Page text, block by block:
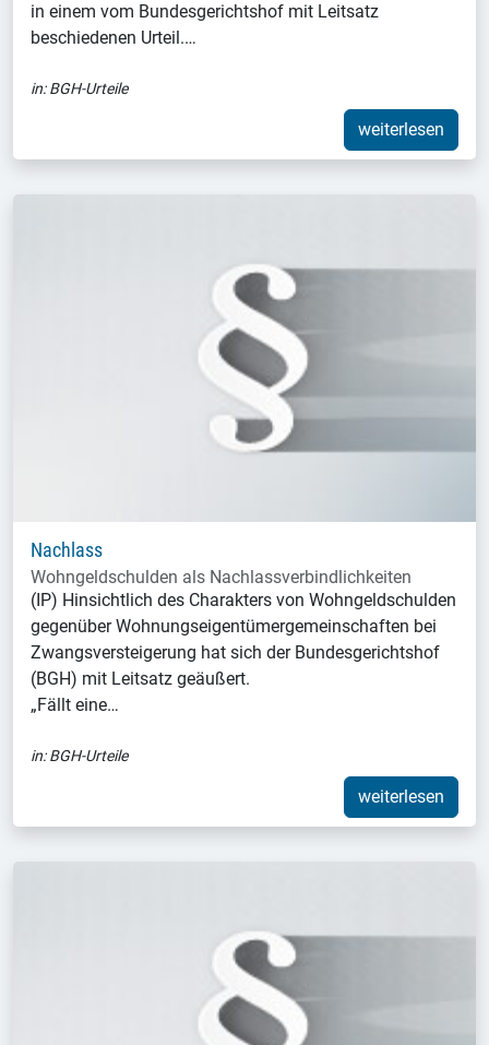
in einem vom Bundesgerichtshof mit Leitsatz
beschiedenen Urteil.…
in:BGH-Urteile
weiterlesen
Nachlass
Wohngeldschulden als Nachlassverbindlichkeiten
(IP) Hinsichtlich des Charakters von Wohngeldschulden
gegenüber Wohnungseigentümergemeinschaften bei
Zwangsversteigerung hat sich der Bundesgerichtshof
(BGH) mit Leitsatz geäußert.
„Fällt eine…
in:BGH-Urteile
weiterlesen